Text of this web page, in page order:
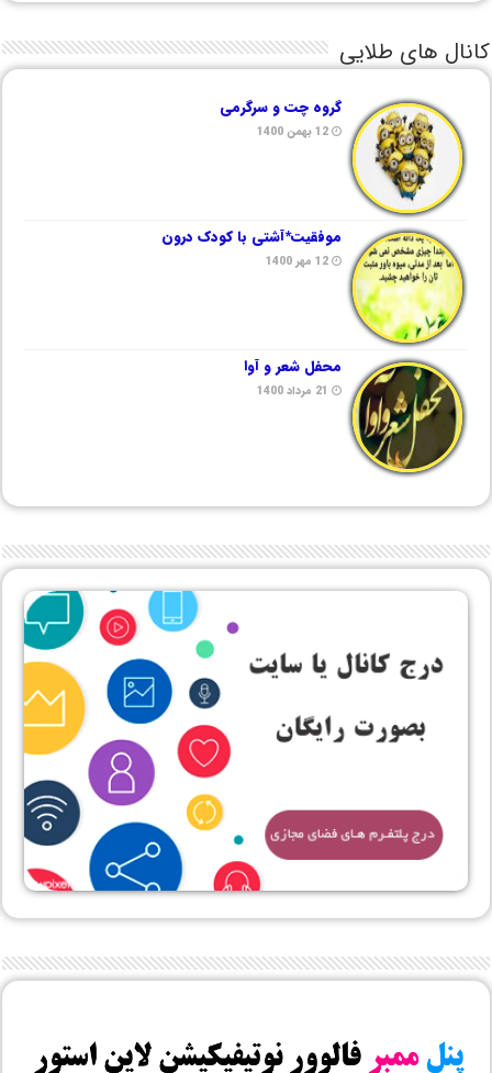
کانال های طلایی
گروه چت و سرگرمی
12 بهمن 1400
موفقیت*آشتی با کودک درون
12 مهر 1400
محفل شعر و آوا
21 مرداد 1400